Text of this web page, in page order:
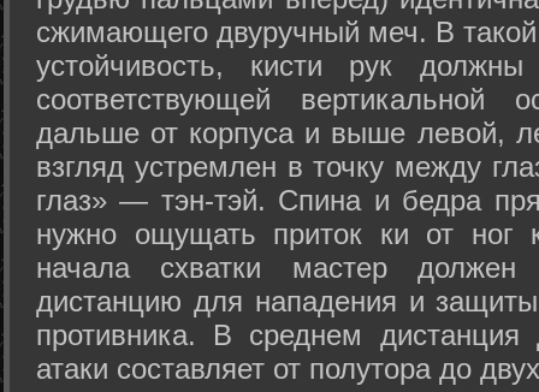
сжимающего двуручный меч. В
устойчивость, кисти рук
соответствующей
дальше от корпуса и выше левой,
взгляд устремлен в точку между
глаз» — тэн-тэй. Спина и бедра
нужно ощущать приток ки от
начала схватки мастер должен
дистанцию для нападения и
противника. В среднем
атаки составляет от полутора до